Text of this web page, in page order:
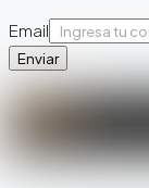
Email
Enviar